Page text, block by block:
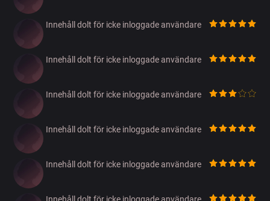
Innehåll dolt för icke inloggade användare
Innehåll dolt för icke inloggade användare
Innehåll dolt för icke inloggade användare
Innehåll dolt för icke inloggade användare
Innehåll dolt för icke inloggade användare